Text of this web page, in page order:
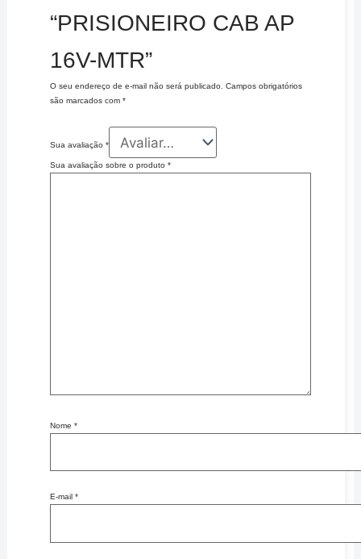
“PRISIONEIRO CAB AP
16V-MTR”
O seu endereço de e-mail não será publicado.
Campos obrigatórios
são marcados com *
Sua avaliação *
Sua avaliação sobre o produto *
Nome *
E-mail *